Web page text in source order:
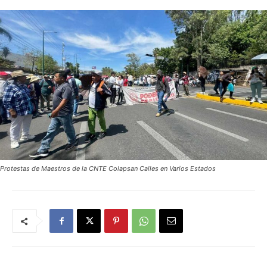
Protestas de Maestros de la CNTE Colapsan Calles en Varios Estados